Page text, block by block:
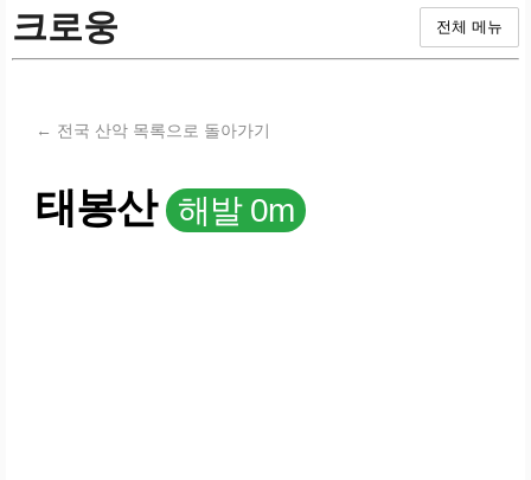
크로웅 전체 메뉴
← 전국 산악 목록으로 돌아가기
태봉산 해발 0m